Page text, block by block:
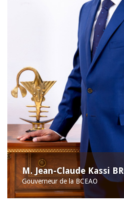
M. Jean-Claude Kassi
Gouverneur de la BCEAO